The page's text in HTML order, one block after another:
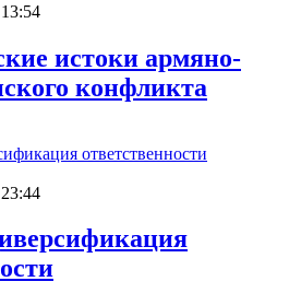
истоки армяно-
конфликта